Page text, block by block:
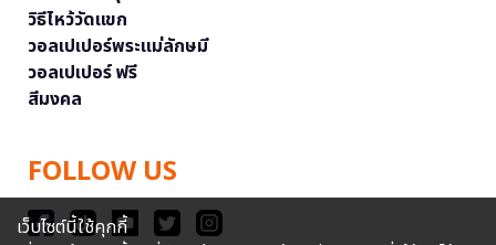
วิธีไหว้วัดแขก
วอลเปเปอร์พระแม่ลักษมี
วอลเปเปอร์ ฟรี
สีมงคล
FOLLOW US
เว็บไซต์นี้ใช้คุกกี้